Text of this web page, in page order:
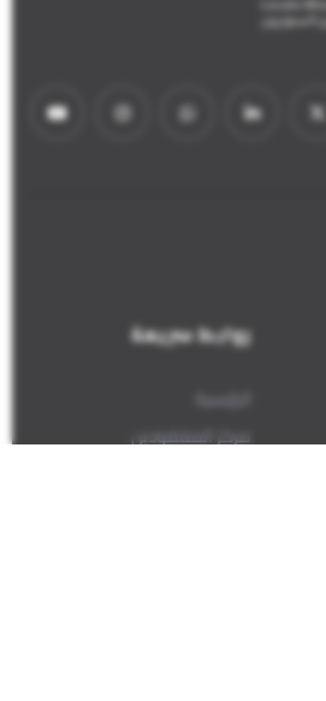
روابط سريعة
الرئيسية
مركز المفقودين